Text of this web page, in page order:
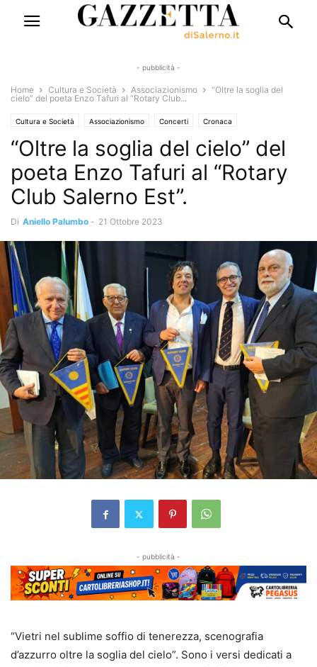
- pubblicità -
Home Cultura e Società Associazionismo
“Oltre la soglia del
cielo” del poeta Enzo Tafuri al “Rotary Club...
Cultura e Società Associazionismo Concerti Cronaca
Turismo e Sapori Eventi e Manifestazioni Rubriche
Giubbe Rosse Libri e Poesia Solo Annunci
“Oltre la soglia del cielo” del
poeta Enzo Tafuri al “Rotary
Club Salerno Est”.
Di Aniello Palumbo - 21 Ottobre 2023
- pubblicità -
“Vietri nel sublime soffio di tenerezza, scenografia
d’azzurro oltre la soglia del cielo”. Sono i versi dedicati a